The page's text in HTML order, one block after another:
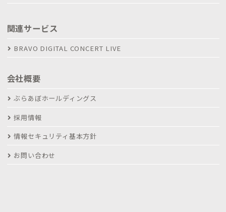
関連サービス
BRAVO DIGITAL CONCERT LIVE
会社概要
ぶらあぼホールディングス
採用情報
情報セキュリティ基本方針
お問い合わせ